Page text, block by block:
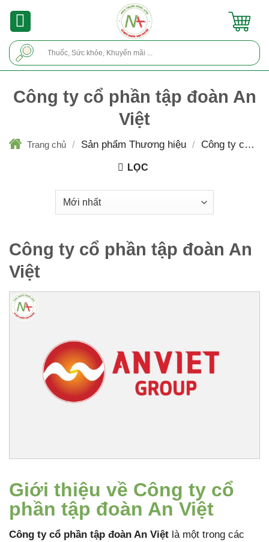
Công ty cổ phần tập đoàn An
Việt
Trang chủ / Sản phẩm Thương hiệu / Công ty cổ
LỌC
Công ty cổ phần tập đoàn An
Việt
Giới thiệu về Công ty cổ
phần tập đoàn An Việt
Công ty cổ phần tập đoàn An Việt là một trong các